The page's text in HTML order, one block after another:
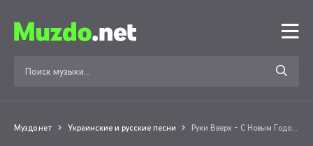
Муздо.нет Украинские и русские песни Руки Вверх - С Новым Годом! (Молодыми)